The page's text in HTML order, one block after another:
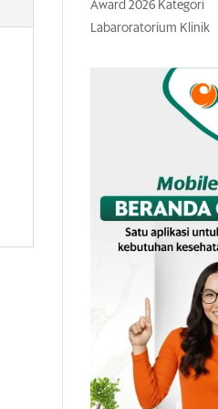
Award 2026 Kategori
Labaroratorium Klinik